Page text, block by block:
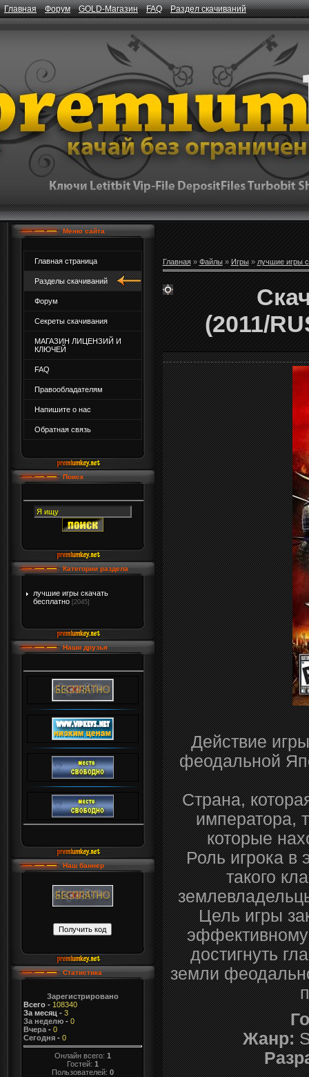
Главная Форум GOLD-Магазин FAQ Раздел скачиваний
Меню сайта
Главная страница
Разделы скачиваний
Форум
Секреты скачивания
МАГАЗИН ЛИЦЕНЗИЙ И
КЛЮЧЕЙ
FAQ
Правообладателям
Напишите о нас
Обратная связь
Поиск
Категории раздела
лучшие игры скачать
бесплатно [2045]
Наши друзья
Наш баннер
Статистика
Зарегистрировано
Всего- 108340
За месяц - 3
За неделю- 0
Вчера- 0
Сегодня- 0
Онлайн всего: 1
Гостей: 1
Пользователей: 0
Главная» Файлы» Игры» лучшие игры
(2011/
Действие
феодальной
Страна,
императора,
которые
Роль игрока в
такого
Цель игры
эффективному
достигнуть
земли
Жанр: